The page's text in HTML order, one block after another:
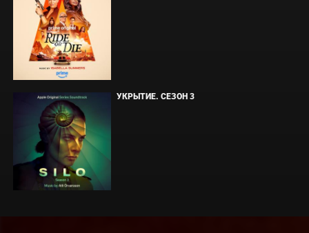
УКРЫТИЕ. СЕЗОН 3